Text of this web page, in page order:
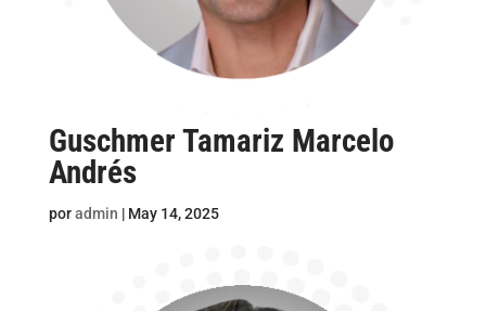
Guschmer Tamariz Marcelo
Andrés
poradmin | May 14, 2025